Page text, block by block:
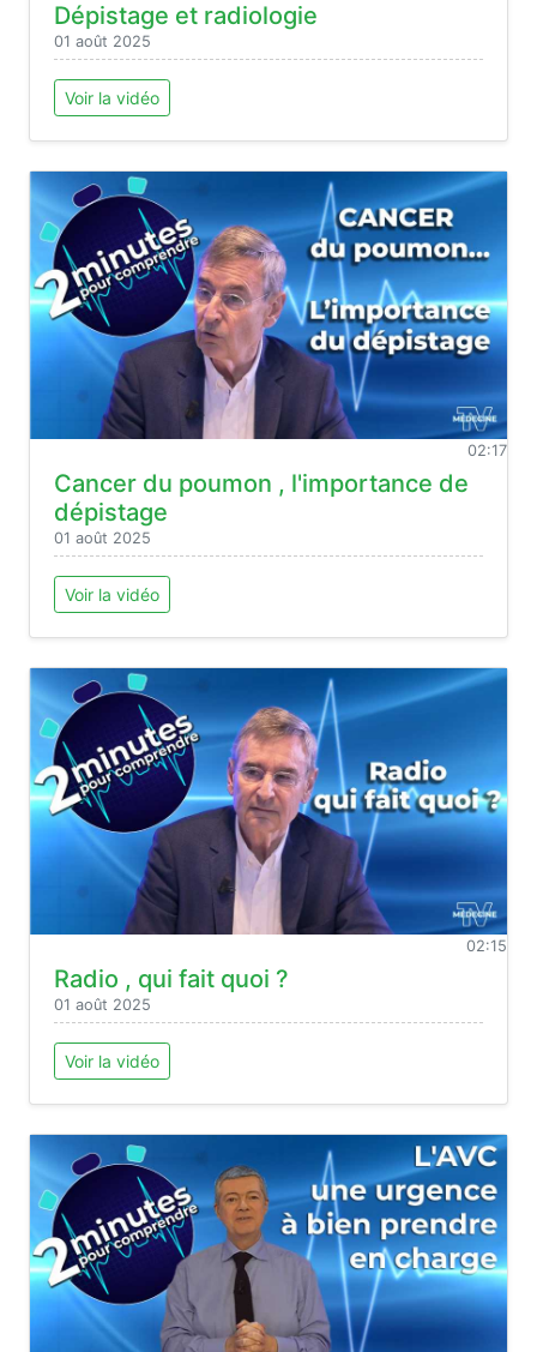
Dépistage et radiologie
01 août 2025
Voir la vidéo
02:17
Cancer du poumon , l'importance de
dépistage
01 août 2025
Voir la vidéo
02:15
Radio , qui fait quoi ?
01 août 2025
Voir la vidéo